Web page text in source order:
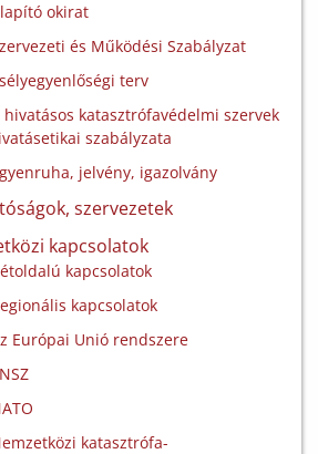
okirat
és Működési Szabályzat
terv
hivatásos katasztrófavédelmi szervek
szabályzata
jelvény, igazolvány
szervezetek
kapcsolatok
kapcsolatok
kapcsolatok
Európai Unió rendszere
katasztrófa-